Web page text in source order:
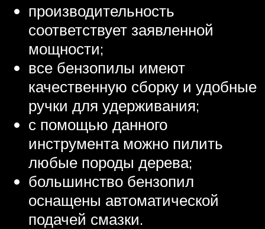
производительность
соответствует заявленной
мощности;
все бензопилы имеют
качественную сборку и удобные
ручки для удерживания;
с помощью данного
инструмента можно пилить
любые породы дерева;
большинство бензопил
оснащены автоматической
подачей смазки.